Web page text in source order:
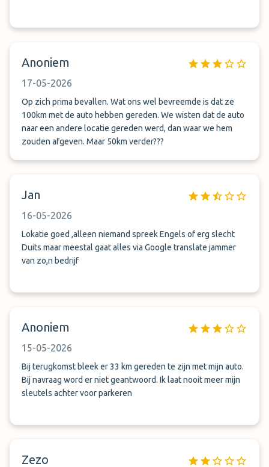
Anoniem
17-05-2026
Op zich prima bevallen. Wat ons wel bevreemde is dat ze
100km met de auto hebben gereden. We wisten dat de auto
naar een andere locatie gereden werd, dan waar we hem
zouden afgeven. Maar 50km verder???
Jan
16-05-2026
Lokatie goed ,alleen niemand spreek Engels of erg slecht
Duits maar meestal gaat alles via Google translate jammer
van zo,n bedrijf
Anoniem
15-05-2026
Bij terugkomst bleek er 33 km gereden te zijn met mijn auto.
Bij navraag word er niet geantwoord. Ik laat nooit meer mijn
sleutels achter voor parkeren
Zezo